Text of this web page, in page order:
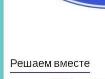
Решаем вместе